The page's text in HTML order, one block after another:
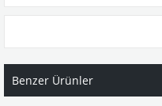
Benzer Ürünler